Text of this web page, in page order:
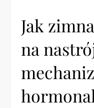
Jak
na